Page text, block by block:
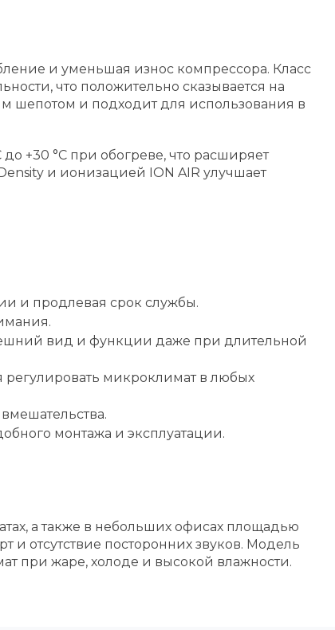
и уменьшая износ компрессора. Класс
что положительно сказывается на
шепотом и подходит для использования в
+30 °C при обогреве, что расширяет
и ионизацией ION AIR улучшает
и продлевая срок службы.
вид и функции даже при длительной
микроклимат в любых
монтажа и эксплуатации.
а также в небольших офисах площадью
отсутствие посторонних звуков. Модель
при жаре, холоде и высокой влажности.